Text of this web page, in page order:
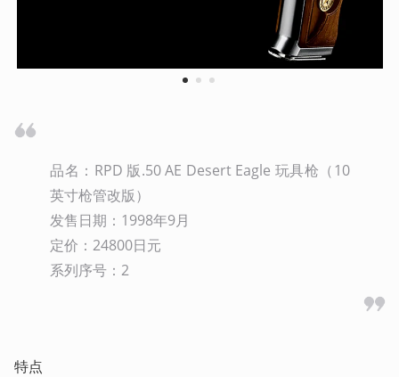
1 2 3
品名：RPD 版.50 AE Desert Eagle 玩具枪（10
英寸枪管改版）
发售日期：1998年9月
定价：24800日元
系列序号：2
特点